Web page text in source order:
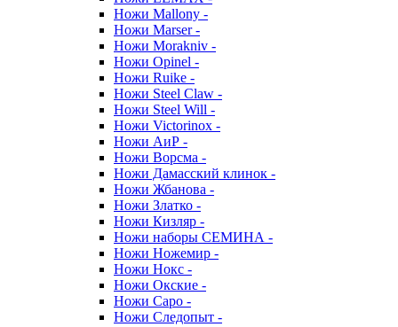
Ножи Mallony -
Ножи Marser -
Ножи Morakniv -
Ножи Opinel -
Ножи Ruike -
Ножи Steel Claw -
Ножи Steel Will -
Ножи Victorinox -
Ножи АиР -
Ножи Ворсма -
Ножи Дамасский клинок -
Ножи Жбанова -
Ножи Златко -
Ножи Кизляр -
Ножи наборы СЕМИНА -
Ножи Ножемир -
Ножи Нокс -
Ножи Окские -
Ножи Саро -
Ножи Следопыт -